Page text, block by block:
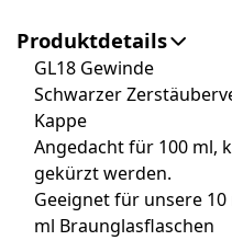
Produktdetails
GL18 Gewinde
Schwarzer
Kappe
Angedacht für 100 ml,
gekürzt werden.
Geeignet für unsere 10
ml Braunglasflaschen